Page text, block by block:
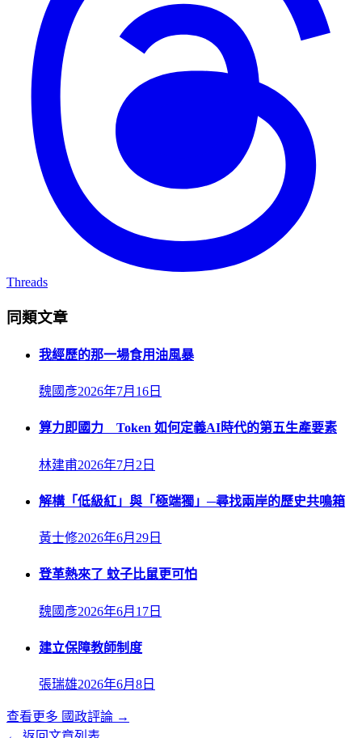
Threads
同類文章
我經歷的那一場食用油風暴
魏國彥2026年7月16日
算力即國力 Token 如何定義AI時代的第五生產要素
林建甫2026年7月2日
解構「低級紅」與「極端獨」─尋找兩岸的歷史共鳴箱
黃士修2026年6月29日
登革熱來了 蚊子比鼠更可怕
魏國彥2026年6月17日
建立保障教師制度
張瑞雄2026年6月8日
查看更多 國政評論 →